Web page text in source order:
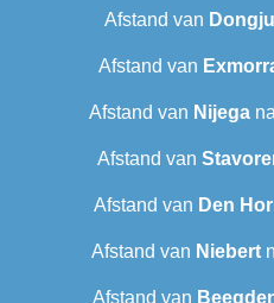
Afstand van
Afstand van
Afstand van Nijega
Afstand van
Afstand van Den
Afstand van Niebert
Afstand van